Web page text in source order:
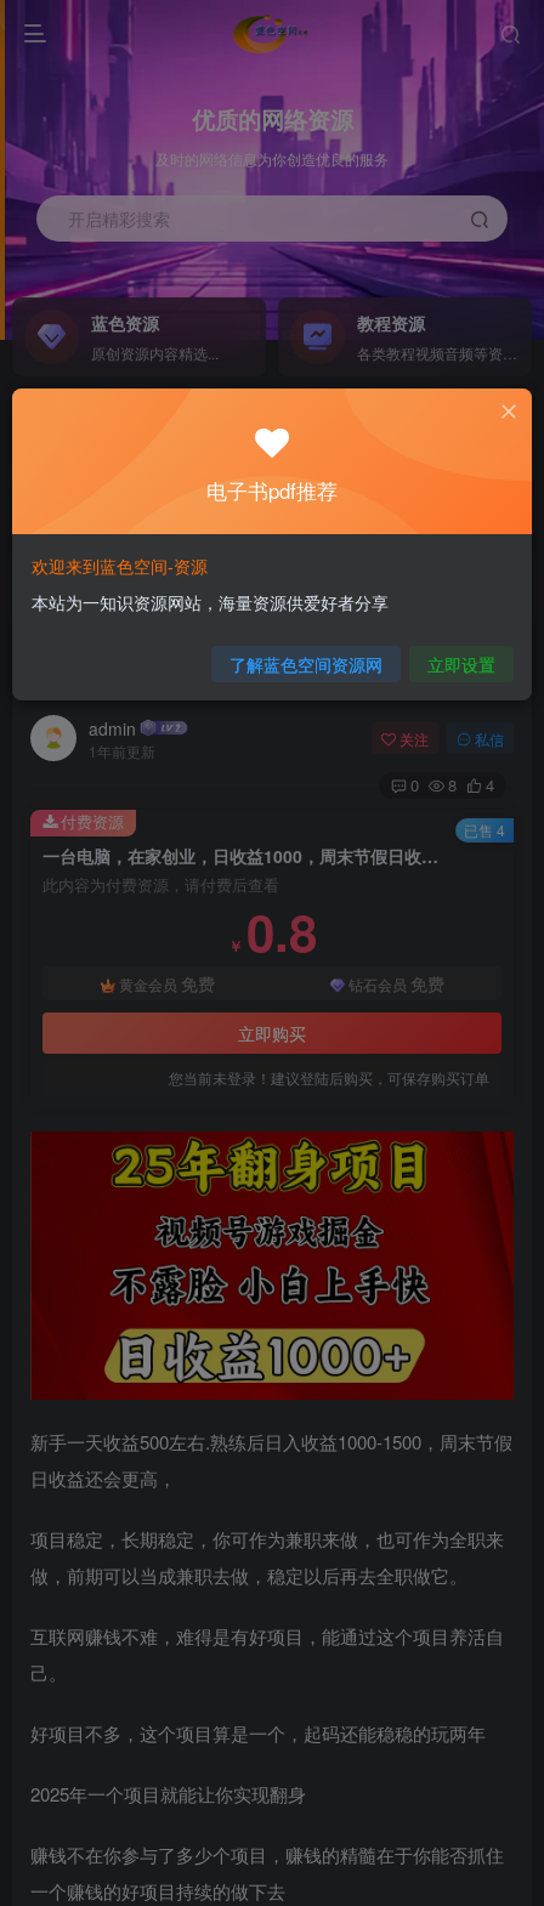
优质的网络资源
及时的网络信息为你创造优良的服务
开启精彩搜索
蓝色资源
原创资源内容精选...
教程资源
计算机 移动设备 软件下载....
电子书籍下载...
首页 电商运营 正文
一台电脑，在家创业，日收益1000，周末节假日
admin
1年前更新
关注 私信
0 8 4
一台电脑，在家创业，日收益1000，周末节假日收益还会更高
此内容为付费资源，请付费后查看
￥ 0.8
黄金会员 免费 钻石会员 免费
立即购买
您当前未登录！建议登陆后购买，可保存购买订单
付费资源 已售 4
新手一天收益500左右.熟练后日入收益1000-1500，周末节假
日收益还会更高，
项目稳定，长期稳定，你可作为兼职来做，也可作为全职来
做，前期可以当成兼职去做，稳定以后再去全职做它。
互联网赚钱不难，难得是有好项目，能通过这个项目养活自
己。
好项目不多，这个项目算是一个，起码还能稳稳的玩两年
2025年一个项目就能让你实现翻身
赚钱不在你参与了多少个项目，赚钱的精髓在于你能否抓住
一个赚钱的好项目持续的做下去
电子书pdf推荐
欢迎来到蓝色空间-资源
本站为一知识资源网站，海量资源供爱好者分享
了解蓝色空间资源网 立即设置